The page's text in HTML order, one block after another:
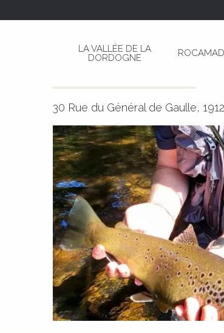
LA VALLÉE DE LA
DORDOGNE
S W R - Soies Waders
30 Rue du Général de Gaulle,